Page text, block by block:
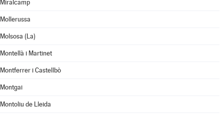
Miralcamp
Mollerussa
Molsosa (La)
Montellà i Martinet
Montferrer i Castellbò
Montgai
Montoliu de Lleida